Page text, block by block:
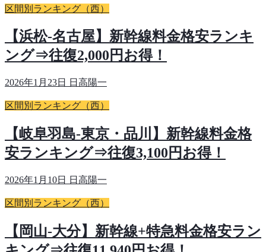
区間別ランキング（西）
【浜松-名古屋】新幹線料金格安ランキ
ング⇒往復2,000円お得！
2026年1月23日 日高陽一
区間別ランキング（西）
【岐阜羽島-東京・品川】新幹線料金格
安ランキング⇒往復3,100円お得！
2026年1月10日 日高陽一
区間別ランキング（西）
【岡山-大分】新幹線+特急料金格安ラン